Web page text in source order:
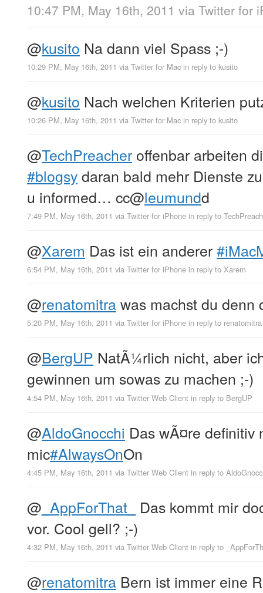
10:47 PM, May 16th, 2011 via Twitter for
@kusito Na dann viel Spass ;-)
10:29 PM, May 16th, 2011 via Twitter for Mac in reply to kusito
@kusito Nach welchen Kriterien
10:26 PM, May 16th, 2011 via Twitter for Mac in reply to kusito
@TechPreacher offenbar arbeiten
#blogsydaran bald mehr Dienste
u informed… cc@leumundd
7:49 PM, May 16th, 2011 via Twitter for iPhone in reply to
@Xarem Das ist ein anderer
6:54 PM, May 16th, 2011 via Twitter for iPhone in reply to Xarem
@renatomitrawas machst du denn
5:20 PM, May 16th, 2011 via Twitter for iPhone in reply to renatomitra
@BergUP NatÃ¼rlich nicht, aber
gewinnen um sowas zu machen ;-)
4:54 PM, May 16th, 2011 via Twitter Web Client in reply to BergUP
@AldoGnocchi Das wÃ¤re
mic#AlwaysOnOn
4:45 PM, May 16th, 2011 via Twitter Web Client in reply to
@ _AppForThat_
Das kommt mir
vor. Cool gell? ;-)
4:32 PM, May 16th, 2011 via Twitter Web Client in reply to
@renatomitra Bern ist immer eine